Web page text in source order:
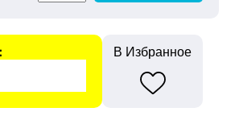
В Избранное